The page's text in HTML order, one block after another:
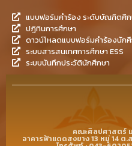
แบบฟอร์มคำร้อง ระดับบัณฑิตศึ
ปฎิทินการศึกษา
ดาวน์โหลดแบบฟอร์มคำร้องนัก
ระบบสารสนเทศการศึกษา ESS
ระบบบันทึกประวัตินักศึกษา
คณะศิลปศาสตร์
อาคารฟ้าแดดสงยาง 13 หมู่ 14